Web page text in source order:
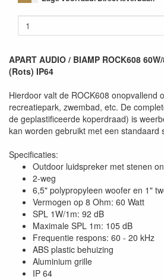
APART AUDIO / BIAMP ROCK608
(Rots) IP64
Hierdoor valt de ROCK608 onopvallend
recreatiepark, zwembad, etc. De
de geplastificeerde koperdraad) is
kan worden gebruikt met een standaard
Specificaties:
Outdoor luidspreker met stenen
2-weg
6,5" polypropyleen woofer en 1"
Vermogen op 8 Ohm: 60 Watt
SPL 1W/1m: 92 dB
Maximale SPL 1m: 105 dB
Frequentie respons: 60 - 20 kHz
ABS plastic behuizing
Aluminium grille
IP 64